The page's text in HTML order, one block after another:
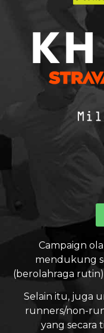
Campaign
mendukung
(berolahraga
Selain itu, juga
runners/non-
yang secara